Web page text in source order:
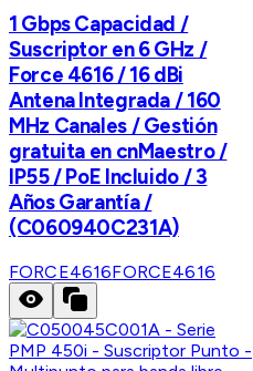
1 Gbps Capacidad /
Suscriptor en 6 GHz /
Force 4616 / 16 dBi
Antena Integrada / 160
MHz Canales / Gestión
gratuita en cnMaestro /
IP55 / PoE Incluido / 3
Años Garantía /
(C060940C231A)
FORCE4616FORCE4616